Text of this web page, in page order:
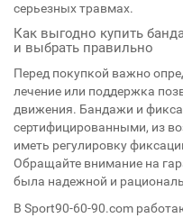
серьезных травмах.
Как выгодно купить
и выбрать правильно
Перед покупкой важно
лечение или поддержка
движения. Бандажи и
сертифицированными, из
иметь регулировку
Обращайте внимание на
была надежной и
В Sport90-60-90.com